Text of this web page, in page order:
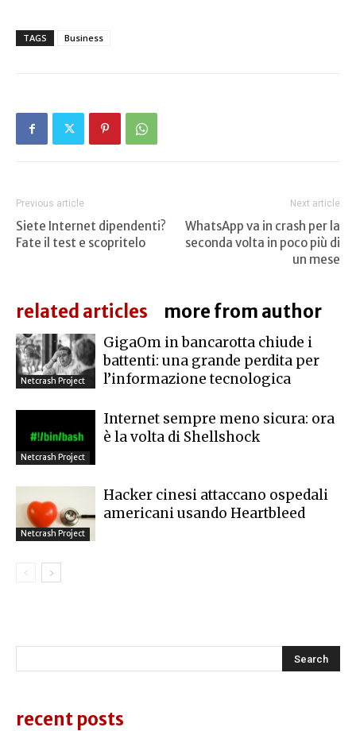
TAGS Business
Previous article
Siete Internet dipendenti?
Fate il test e scopritelo
Next article
WhatsApp va in crash per la
seconda volta in poco più di
un mese
related articles more from author
Netcrash Project
GigaOm in bancarotta chiude i
battenti: una grande perdita per
l’informazione tecnologica
Netcrash Project
Internet sempre meno sicura: ora
è la volta di Shellshock
Netcrash Project
Hacker cinesi attaccano ospedali
americani usando Heartbleed
recent posts